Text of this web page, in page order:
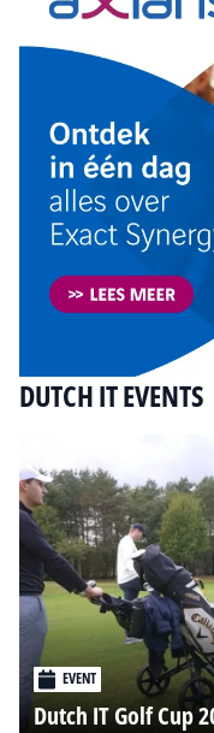
DUTCH IT EVENTS
EVENT
Dutch IT Golf Cup